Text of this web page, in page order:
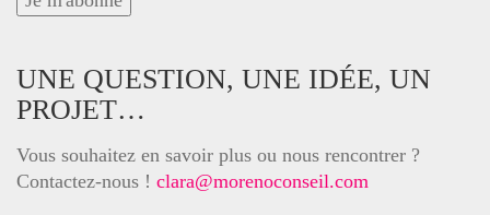
UNE QUESTION, UNE IDÉE, UN
PROJET…
Vous souhaitez en savoir plus ou nous rencontrer ?
Contactez-nous ! clara@morenoconseil.com